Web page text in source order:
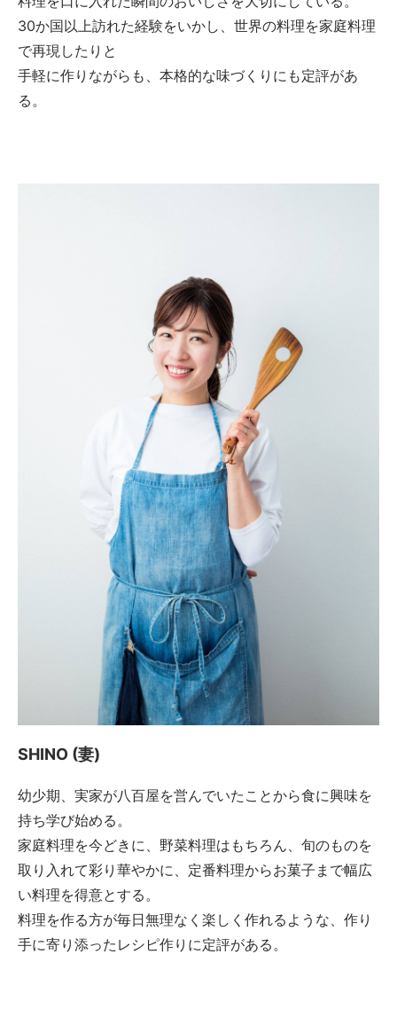
30か国以上訪れた経験をいかし、世界の料理を家庭料理
で再現したりと
手軽に作りながらも、本格的な味づくりにも定評があ
る。
SHINO (妻)
幼少期、実家が八百屋を営んでいたことから食に興味を
持ち学び始める。
家庭料理を今どきに、野菜料理はもちろん、旬のものを
取り入れて彩り華やかに、定番料理からお菓子まで幅広
い料理を得意とする。
料理を作る方が毎日無理なく楽しく作れるような、作り
手に寄り添ったレシピ作りに定評がある。